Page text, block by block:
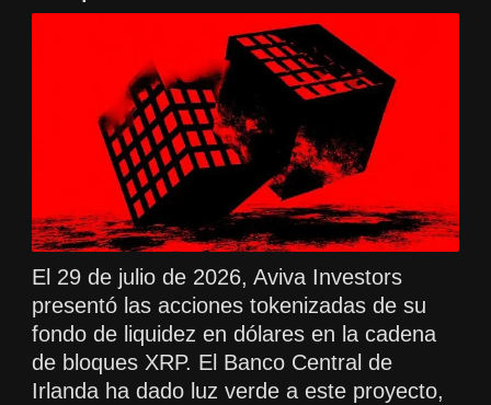
El 29 de julio de 2026, Aviva Investors
presentó las acciones tokenizadas de su
fondo de liquidez en dólares en la cadena
de bloques XRP. El Banco Central de
Irlanda ha dado luz verde a este proyecto,